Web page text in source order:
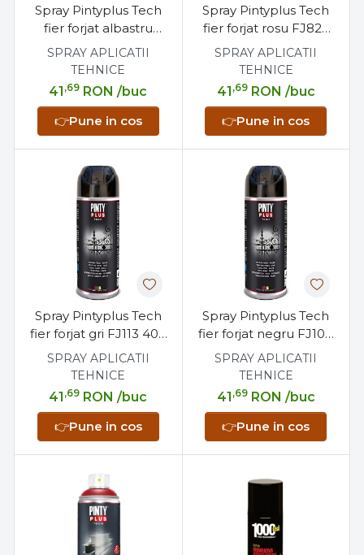
Spray Pintyplus Tech
fier forjat albastru
FJ826 400 ml, 2 in 1
grund epoxi si finisaj
SPRAY APLICATII
TEHNICE
41 ,69 RON /buc
👉Pune in cos
Spray Pintyplus Tech
fier forjat rosu FJ825
400 ml, 2 in 1 grund
epoxi si finisaj
SPRAY APLICATII
TEHNICE
41 ,69 RON /buc
👉Pune in cos
Spray Pintyplus Tech
fier forjat gri FJ113 400
ml, 2 in 1 grund epoxi si
finisaj
SPRAY APLICATII
TEHNICE
41 ,69 RON /buc
👉Pune in cos
Spray Pintyplus Tech
fier forjat negru FJ104
400 ml, 2 in 1 grund
epoxi si finisaj
SPRAY APLICATII
TEHNICE
41 ,69 RON /buc
👉Pune in cos